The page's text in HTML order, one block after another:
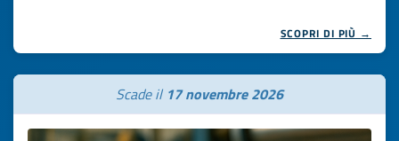
SCOPRI DI PIÙ →
Scade il 17 novembre 2026